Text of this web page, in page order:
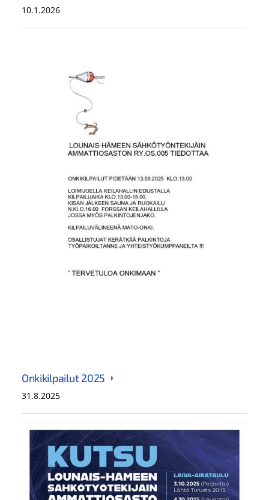
10.1.2026
Onkikilpailut 2025
31.8.2025